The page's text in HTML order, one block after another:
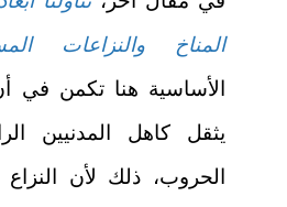
المناخ والنزاعات
الأساسية هنا تكمن في
يثقل كاهل المدنيين
الحروب، ذلك لأن